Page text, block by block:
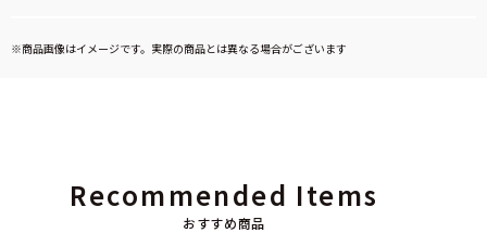
※商品画像はイメージです。実際の商品とは異なる場合がございます
おすすめ商品
Recommended Items